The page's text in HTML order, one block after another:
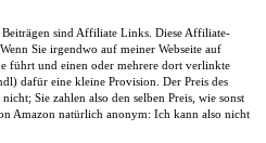
sind Affiliate Links. Diese Affiliate-
Sie irgendwo auf meiner Webseite auf
führt und einen oder mehrere dort verlinkte
dafür eine kleine Provision. Der Preis des
Sie zahlen also den selben Preis, wie sonst
Amazon natürlich anonym: Ich kann also nicht